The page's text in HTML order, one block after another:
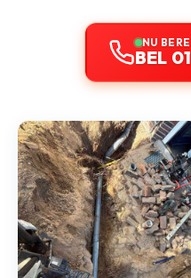
NU
BEL